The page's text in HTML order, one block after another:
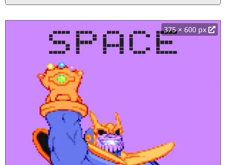
375 × 600 px